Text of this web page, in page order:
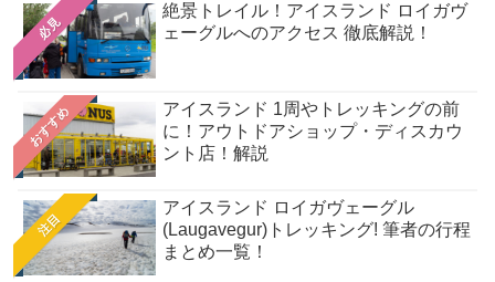
必見
絶景トレイル！アイスランド ロイガヴ
ェーグルへのアクセス 徹底解説！
おすすめ
アイスランド 1周やトレッキングの前
に！アウトドアショップ・ディスカウ
ント店！解説
注目
アイスランド ロイガヴェーグル
(Laugavegur)トレッキング! 筆者の行程
まとめ一覧！